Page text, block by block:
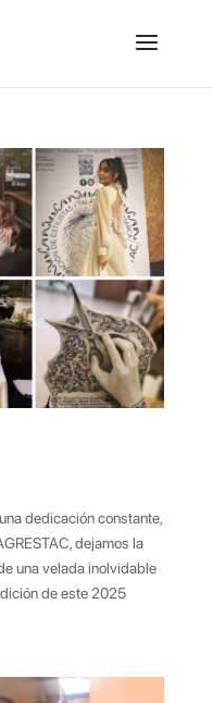
dedicación constante,
dejamos la
una velada inolvidable
de este 2025